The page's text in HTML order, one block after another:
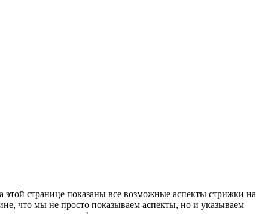
этой странице показаны все возможные аспекты стрижки на
что мы не просто показываем аспекты, но и указываем